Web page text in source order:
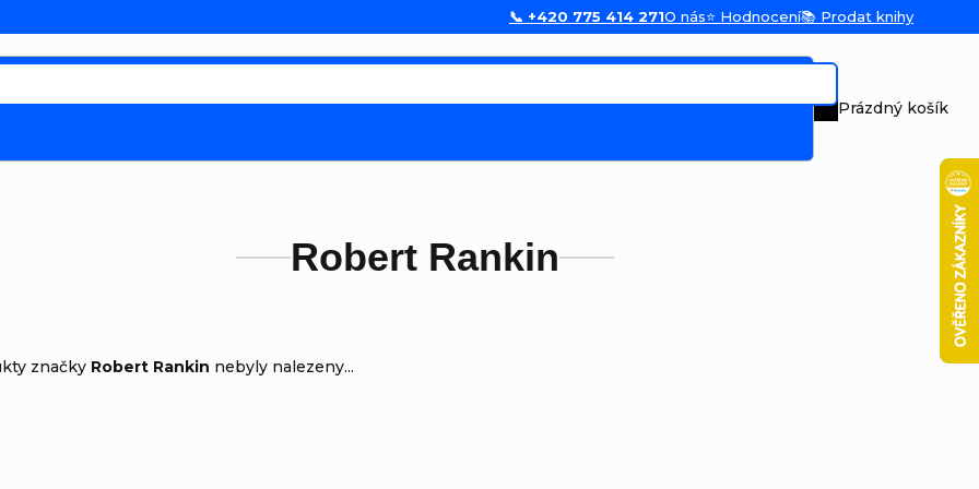
📞 +420 775 414 271O nás⭐ Hodnocení📚 Prodat knihy
Nákupní
Prázdný košík
Robert Rankin
značky Robert Rankin nebyly nalezeny...